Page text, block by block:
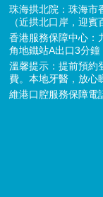
珠海拱北院：珠海市
（近拱北口岸，迎賓
香港服務保障中心：
角地鐵站A出口3分鐘
溫馨提示：提前預約
費。本地牙醫，放心
維港口腔服務保障